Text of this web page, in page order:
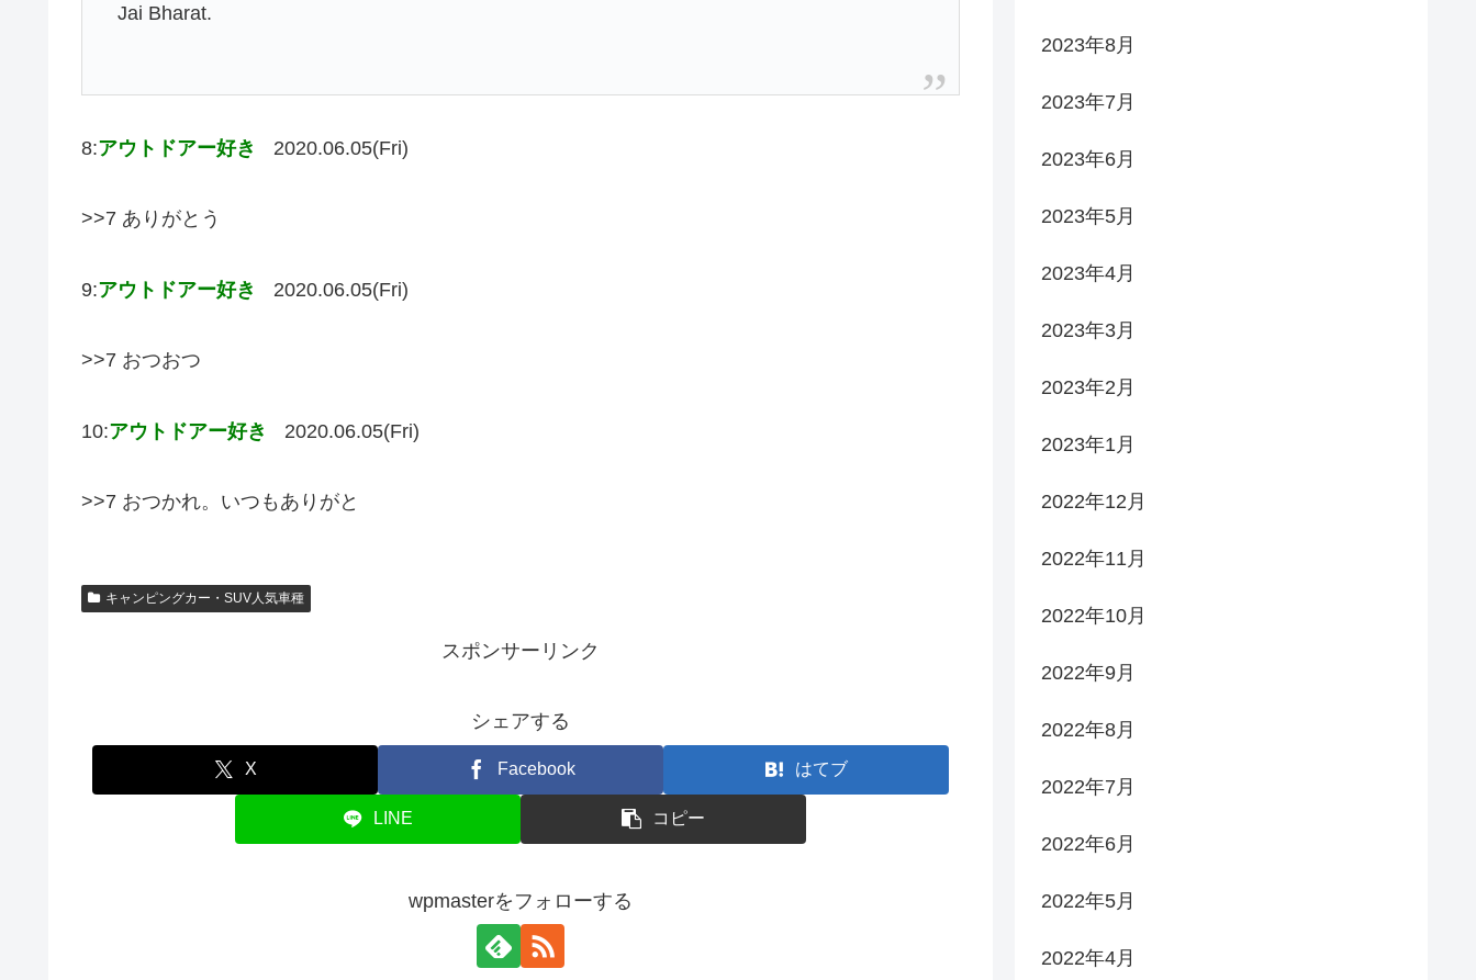
Jai Bharat.
8:アウトドアー好き 2020.06.05(Fri)
>>7 ありがとう
9:アウトドアー好き 2020.06.05(Fri)
>>7 おつおつ
10:アウトドアー好き 2020.06.05(Fri)
>>7 おつかれ。いつもありがと
キャンピングカー・SUV人気車種
スポンサーリンク
シェアする
X Facebook はてブ
LINE コピー
wpmasterをフォローする
2023年8月
2023年7月
2023年6月
2023年5月
2023年4月
2023年3月
2023年2月
2023年1月
2022年12月
2022年11月
2022年10月
2022年9月
2022年8月
2022年7月
2022年6月
2022年5月
2022年4月